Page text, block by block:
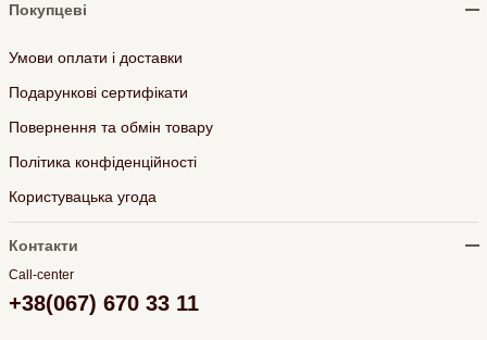
Покупцеві
Умови оплати і доставки
Подарункові сертифікати
Повернення та обмін товару
Політика конфіденційності
Користувацька угода
Контакти
Call-center
+38(067) 670 33 11